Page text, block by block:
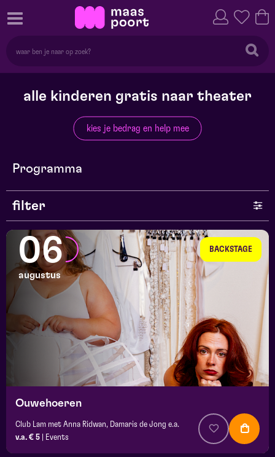
alle kinderen gratis naar theater
kies je bedrag en help mee
Programma
filter
genre
series en selecties
BACKSTAGE
06
augustus
Ouwehoeren
Club Lam met Anna Ridwan, Damaris de Jong e.a.
v.a. € 5
Events